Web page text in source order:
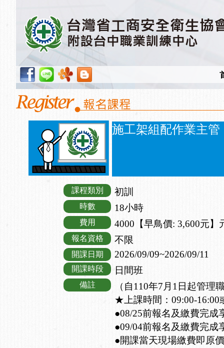
施工架組配作業主管
課程類別 初訓
時數 18小時
費用 4000【早鳥價: 3,600元】
報名資格 不限
開課日期 2026/09/09~2026/09/11
開課時段 日間班
備註
（自110年7月1日起管理
★上課時間：09:00-16:00
●08/25前報名及繳費完成
●09/04前報名及繳費完成
●開課當天現場繳費即原